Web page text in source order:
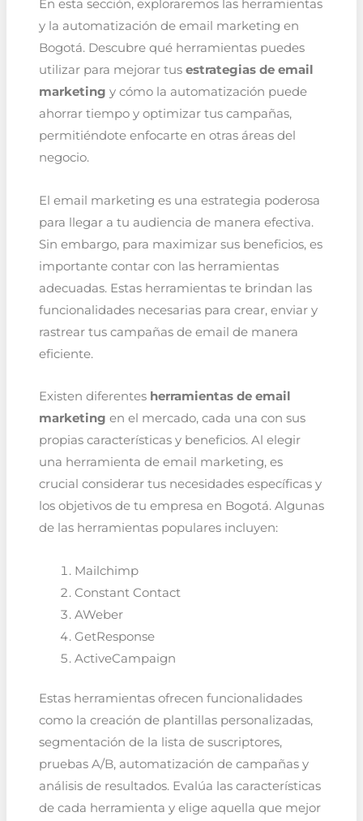
En esta sección, exploraremos las herramientas
y la automatización de email marketing en
Bogotá. Descubre qué herramientas puedes
utilizar para mejorar tus estrategias de email
marketing y cómo la automatización puede
ahorrar tiempo y optimizar tus campañas,
permitiéndote enfocarte en otras áreas del
negocio.
El email marketing es una estrategia poderosa
para llegar a tu audiencia de manera efectiva.
Sin embargo, para maximizar sus beneficios, es
importante contar con las herramientas
adecuadas. Estas herramientas te brindan las
funcionalidades necesarias para crear, enviar y
rastrear tus campañas de email de manera
eficiente.
Existen diferentes herramientas de email
marketing en el mercado, cada una con sus
propias características y beneficios. Al elegir
una herramienta de email marketing, es
crucial considerar tus necesidades específicas y
los objetivos de tu empresa en Bogotá. Algunas
de las herramientas populares incluyen:
Mailchimp
Constant Contact
AWeber
GetResponse
ActiveCampaign
Estas herramientas ofrecen funcionalidades
como la creación de plantillas personalizadas,
segmentación de la lista de suscriptores,
pruebas A/B, automatización de campañas y
análisis de resultados. Evalúa las características
de cada herramienta y elige aquella que mejor